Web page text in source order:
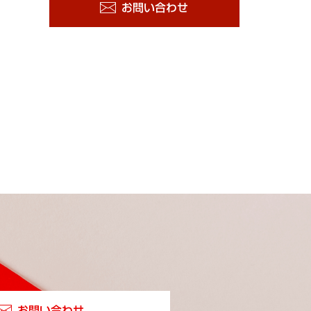
お問い合わせ